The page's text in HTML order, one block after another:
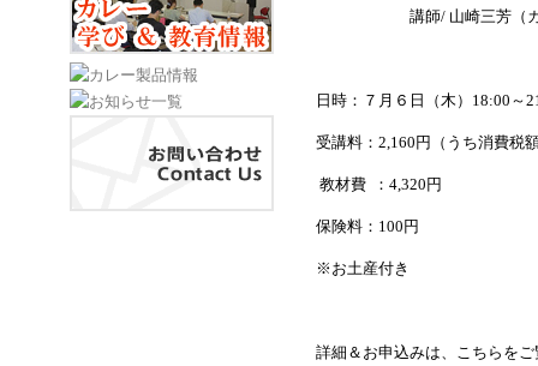
講師/ 山崎三芳（
日時：７月６日（木） 18:00 ～
受講料： 2,160 円（うち消費税
教材費 ： 4,320 円
保険料： 100 円
※お土産付き
詳細＆お申込みは、こちらを